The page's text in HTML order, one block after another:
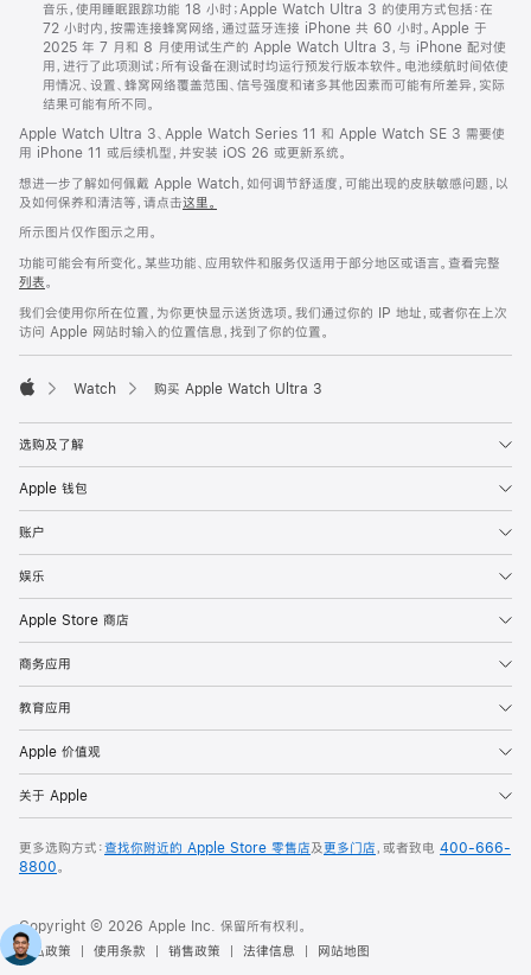
音乐，使用睡眠跟踪功能 18 小时；Apple Watch Ultra 3 的使用方式包括：在
72 小时内，按需连接蜂窝网络，通过蓝牙连接 iPhone 共 60 小时。Apple 于
2025 年 7 月和 8 月使用试生产的 Apple Watch Ultra 3，与 iPhone 配对使
用，进行了此项测试；所有设备在测试时均运行预发行版本软件。电池续航时间依使
用情况、设置、蜂窝网络覆盖范围、信号强度和诸多其他因素而可能有所差异，实际
结果可能有所不同。
Apple Watch Ultra 3、Apple Watch Series 11 和 Apple Watch SE 3 需要使
用 iPhone 11 或后续机型，并安装 iOS 26 或更新系统。
想进一步了解如何佩戴 Apple Watch，如何调节舒适度，可能出现的皮肤敏感问题，以
及如何保养和清洁等，请点击这里。
所示图片仅作图示之用。
功能可能会有所变化。某些功能、应用软件和服务仅适用于部分地区或语言。查看完整
列表。
我们会使用你所在位置，为你更快显示送货选项。我们通过你的 IP 地址，或者你在上次
访问 Apple 网站时输入的位置信息，找到了你的位置。
Watch 购买 Apple Watch Ultra 3
选购及了解
Apple 钱包
账户
娱乐
Apple Store 商店
商务应用
教育应用
Apple 价值观
关于 Apple
更多选购方式：查找你附近的 Apple Store 零售店及更多门店，或者致电 400-666-
8800。
Copyright © 2026 Apple Inc. 保留所有权利。
隐私政策
使用条款 销售政策 法律信息 网站地图